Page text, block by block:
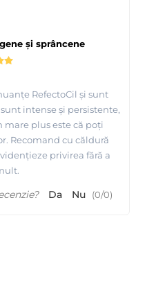
și sprâncene
RefectoCil și sunt
intense și persistente,
mare plus este că poți
Recomand cu căldură
privirea fără a
Da Nu (0/0)